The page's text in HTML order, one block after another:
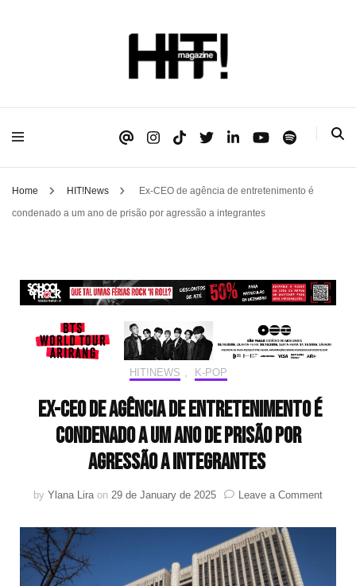
HIT!Magazine
Home HIT!News
Ex-CEO de agência de entretenimento é
condenado a um ano de prisão por agressão a integrantes
HIT!NEWS K-POP
Ex-CEO de agência de entretenimento é
condenado a um ano de prisão por
agressão a integrantes
by Ylana Lira on 29 de January de 2025 Leave a Commenton
CEO